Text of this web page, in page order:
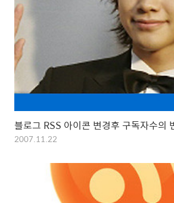
블로그 RSS 아이콘 변경후 구독자수의
2007.11.22